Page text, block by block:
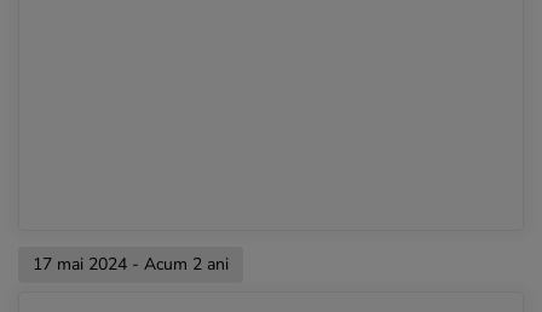
17 mai 2024 - Acum 2 ani